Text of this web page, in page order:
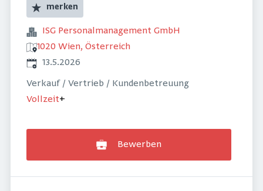
merken
ISG Personalmanagement GmbH
1020 Wien, Österreich
Veröffentlicht
13.5.2026
Verkauf / Vertrieb / Kundenbetreuung
Vollzeit+
Bewerben